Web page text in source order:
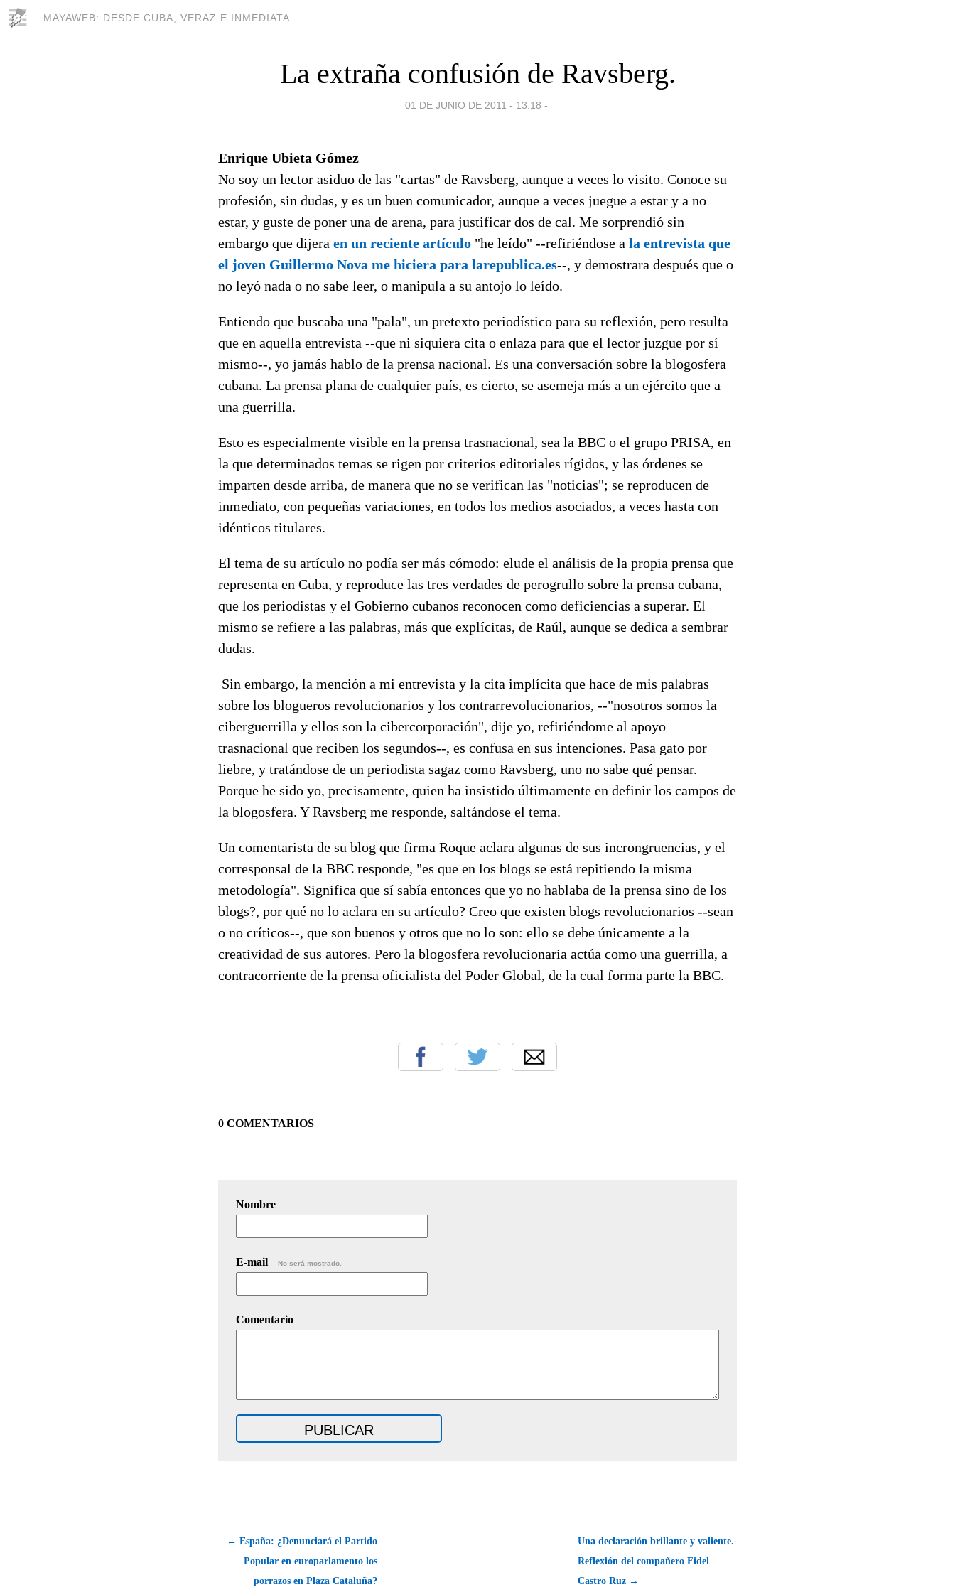
MAYAWEB: DESDE CUBA, VERAZ E INMEDIATA.
La extraña confusión de Ravsberg.
01 DE JUNIO DE 2011 - 13:18 -
Enrique Ubieta Gómez
No soy un lector asiduo de las "cartas" de Ravsberg, aunque a veces lo visito. Conoce su
profesión, sin dudas, y es un buen comunicador, aunque a veces juegue a estar y a no
estar, y guste de poner una de arena, para justificar dos de cal. Me sorprendió sin
embargo que dijera en un reciente artículo "he leído" --refiriéndose a la entrevista que
el joven Guillermo Nova me hiciera para larepublica.es--, y demostrara después que o
no leyó nada o no sabe leer, o manipula a su antojo lo leído.
Entiendo que buscaba una "pala", un pretexto periodístico para su reflexión, pero resulta
que en aquella entrevista --que ni siquiera cita o enlaza para que el lector juzgue por sí
mismo--, yo jamás hablo de la prensa nacional. Es una conversación sobre la blogosfera
cubana. La prensa plana de cualquier país, es cierto, se asemeja más a un ejército que a
una guerrilla.
Esto es especialmente visible en la prensa trasnacional, sea la BBC o el grupo PRISA, en
la que determinados temas se rigen por criterios editoriales rígidos, y las órdenes se
imparten desde arriba, de manera que no se verifican las "noticias"; se reproducen de
inmediato, con pequeñas variaciones, en todos los medios asociados, a veces hasta con
idénticos titulares.
El tema de su artículo no podía ser más cómodo: elude el análisis de la propia prensa que
representa en Cuba, y reproduce las tres verdades de perogrullo sobre la prensa cubana,
que los periodistas y el Gobierno cubanos reconocen como deficiencias a superar. El
mismo se refiere a las palabras, más que explícitas, de Raúl, aunque se dedica a sembrar
dudas.
Sin embargo, la mención a mi entrevista y la cita implícita que hace de mis palabras
sobre los blogueros revolucionarios y los contrarrevolucionarios, --"nosotros somos la
ciberguerrilla y ellos son la cibercorporación", dije yo, refiriéndome al apoyo
trasnacional que reciben los segundos--, es confusa en sus intenciones. Pasa gato por
liebre, y tratándose de un periodista sagaz como Ravsberg, uno no sabe qué pensar.
Porque he sido yo, precisamente, quien ha insistido últimamente en definir los campos de
la blogosfera. Y Ravsberg me responde, saltándose el tema.
Un comentarista de su blog que firma Roque aclara algunas de sus incrongruencias, y el
corresponsal de la BBC responde, "es que en los blogs se está repitiendo la misma
metodología". Significa que sí sabía entonces que yo no hablaba de la prensa sino de los
blogs?, por qué no lo aclara en su artículo? Creo que existen blogs revolucionarios --sean
o no críticos--, que son buenos y otros que no lo son: ello se debe únicamente a la
creatividad de sus autores. Pero la blogosfera revolucionaria actúa como una guerrilla, a
contracorriente de la prensa oficialista del Poder Global, de la cual forma parte la BBC.
0 COMENTARIOS
Nombre
E-mail No será mostrado.
Comentario
← España: ¿Denunciará el Partido
Popular en europarlamento los
porrazos en Plaza Cataluña?
Una declaración brillante y valiente.
Reflexión del compañero Fidel
Castro Ruz →